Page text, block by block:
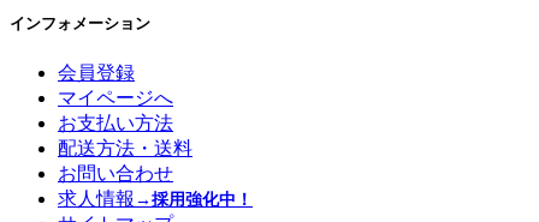
インフォメーション
会員登録
マイページへ
お支払い方法
配送方法・送料
お問い合わせ
求人情報 →採用強化中！